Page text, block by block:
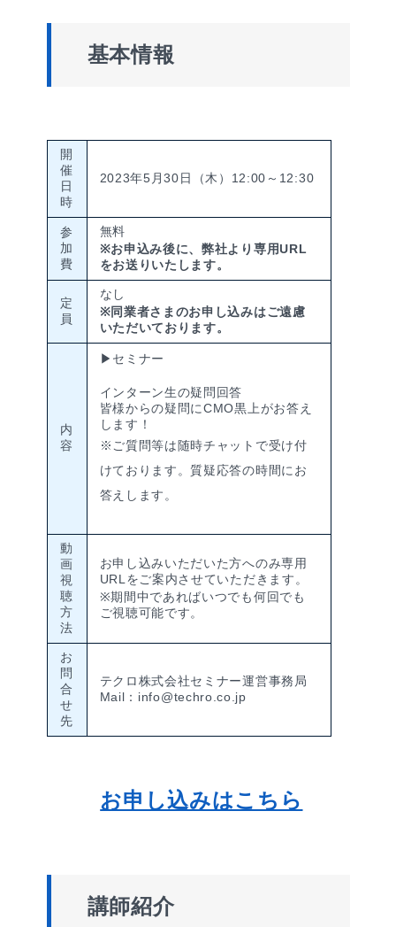
基本情報
開
催
日
時
2023年5月30日（木）12:00～12:30
参
加
費
無料
※お申込み後に、弊社より専用URL
をお送りいたします。
定
員
なし
※同業者さまのお申し込みはご遠慮
いただいております。
内
容
▶セミナー
インターン生の疑問回答
皆様からの疑問にCMO黒上がお答え
します！
※ご質問等は随時チャットで受け付
けております。質疑応答の時間にお
答えします。
動
画
視
聴
方
法
お申し込みいただいた方へのみ専用
URLをご案内させていただきます。
※期間中であればいつでも何回でも
ご視聴可能です。
お
問
合
せ
先
テクロ株式会社セミナー運営事務局
Mail：info@techro.co.jp
お申し込みはこちら
講師紹介